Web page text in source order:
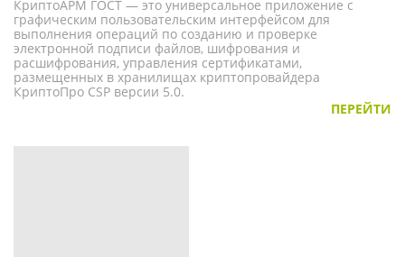
КриптоАРМ ГОСТ — это универсальное приложение с
графическим пользовательским интерфейсом для
выполнения операций по созданию и проверке
электронной подписи файлов, шифрования и
расшифрования, управления сертификатами,
размещенных в хранилищах криптопровайдера
КриптоПро CSP версии 5.0.
ПЕРЕЙТИ